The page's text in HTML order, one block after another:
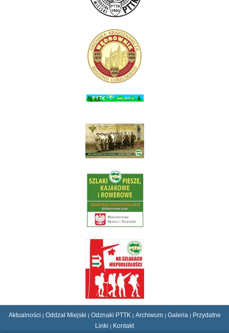
Aktualności | Oddzał Miejski | Odznaki PTTK| Archiwum| Galeria| Przydatne
Linki | Kontakt